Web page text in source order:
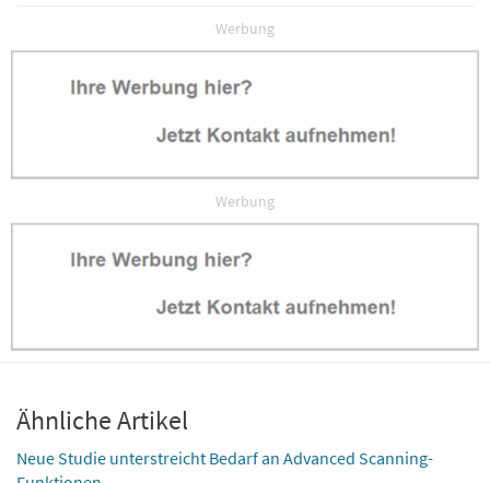
Werbung
Werbung
Ähnliche Artikel
Neue Studie unterstreicht Bedarf an Advanced Scanning-